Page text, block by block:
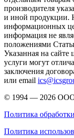
производителя
и иной продукции.
информационных
информация не
положениями
Указанная на сайте
услуги могут
заключения
или email
© 1994 — 2026 ООО
Политика
Политика